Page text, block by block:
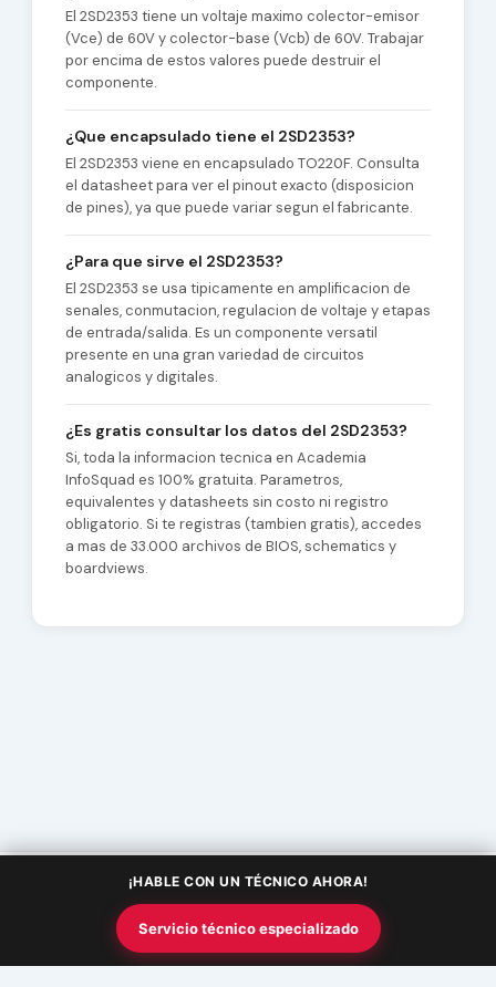
El 2SD2353 tiene un voltaje maximo colector-emisor
(Vce) de 60V y colector-base (Vcb) de 60V. Trabajar
por encima de estos valores puede destruir el
componente.
¿Que encapsulado tiene el 2SD2353?
El 2SD2353 viene en encapsulado TO220F. Consulta
el datasheet para ver el pinout exacto (disposicion
de pines), ya que puede variar segun el fabricante.
¿Para que sirve el 2SD2353?
El 2SD2353 se usa tipicamente en amplificacion de
senales, conmutacion, regulacion de voltaje y etapas
de entrada/salida. Es un componente versatil
presente en una gran variedad de circuitos
analogicos y digitales.
¿Es gratis consultar los datos del 2SD2353?
Si, toda la informacion tecnica en Academia
InfoSquad es 100% gratuita. Parametros,
equivalentes y datasheets sin costo ni registro
obligatorio. Si te registras (tambien gratis), accedes
a mas de 33.000 archivos de BIOS, schematics y
boardviews.
Copyright © 2026 Academia InfoSquad | Powered by
para WordPress
¡HABLE CON UN TÉCNICO AHORA!
Servicio técnico especializado